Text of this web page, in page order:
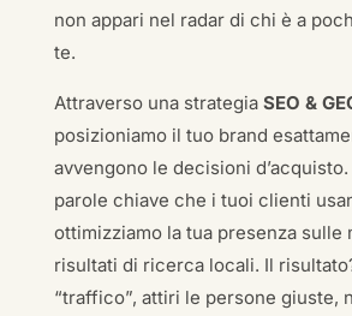
non appari nel radar di chi è a
te.
Attraverso una strategia SEO &
posizioniamo il tuo brand
avvengono le decisioni
parole chiave che i tuoi clienti
ottimizziamo la tua presenza sulle
risultati di ricerca locali. Il
“traffico”, attiri le persone giuste,